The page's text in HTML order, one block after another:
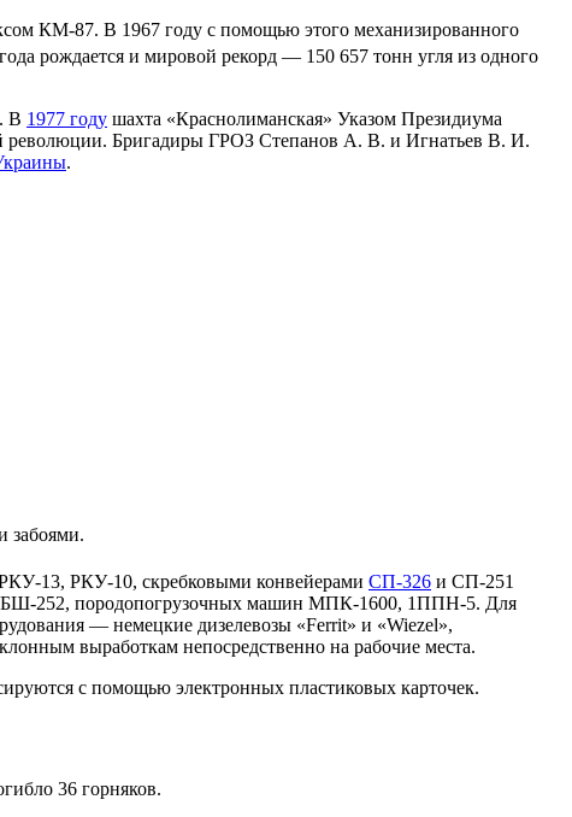
КМ-87. В 1967 году с помощью этого механизированного
рождается и мировой рекорд — 150 657 тонн угля из одного
В 1977 году шахта «Краснолиманская» Указом Президиума
революции. Бригадиры ГРОЗ Степанов А. В. и Игнатьев В. И.
.
забоями.
13, РКУ-10, скребковыми конвейерами СП-326 и СП-251
252, породопогрузочных машин МПК-1600, 1ППН-5. Для
— немецкие дизелевозы «Ferrit» и «Wiezel»,
выработкам непосредственно на рабочие места.
с помощью электронных пластиковых карточек.
36 горняков.